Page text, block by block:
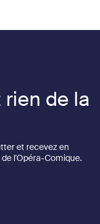
de la
et recevez en
l'Opéra-Comique.